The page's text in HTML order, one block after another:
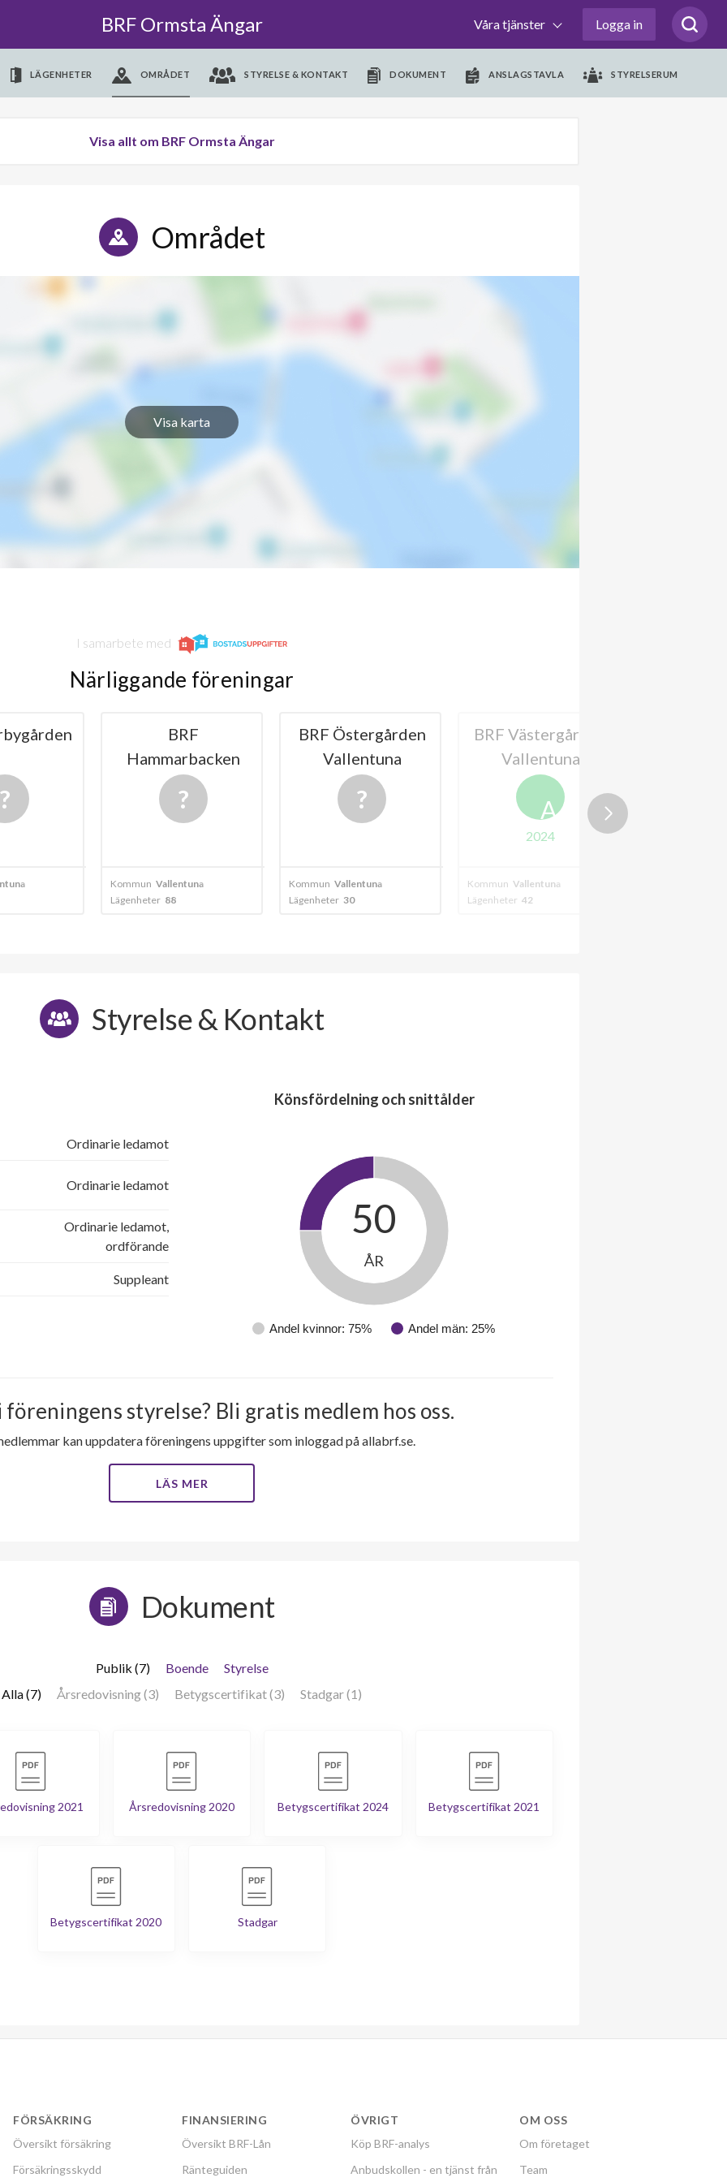
BRF Ormsta Ängar Våra tjänster Logga in
LÄGENHETER OMRÅDET STYRELSE & KONTAKT DOKUMENT ANSLAGSTAVLA STYRELSERUM
Visa allt om BRF Ormsta Ängar
Området
Visa karta
I samarbete med
Närliggande föreningar
BRF
Hammarbacken
Kommun Vallentuna
Lägenheter 88
BRF Östergården
Vallentuna
Kommun Vallentuna
Lägenheter 30
BRF Västergården
Vallentuna
A
2024
Kommun Vallentuna
Lägenheter 42
Styrelse & Kontakt
Ordinarie ledamot
Ordinarie ledamot
Ordinarie ledamot,
ordförande
Suppleant
Könsfördelning och snittålder
Andel kvinnor: 75% Andel män: 25%
50
ÅR
styrelse? Bli gratis medlem hos oss.
kan uppdatera föreningens uppgifter som inloggad på allabrf.se.
LÄS MER
Dokument
Publik (7) Boende
Styrelse
Alla (7)
Årsredovisning (3) Betygscertifikat (3) Stadgar (1)
2021 Årsredovisning 2020 Betygscertifikat 2024 Betygscertifikat 2021
Betygscertifikat 2020 Stadgar
FÖRSÄKRING
Översikt försäkring
Försäkringsskydd
FINANSIERING
Översikt BRF-Lån
Ränteguiden
ÖVRIGT
Köp BRF-analys
Anbudskollen - en tjänst från
OM OSS
Om företaget
Team